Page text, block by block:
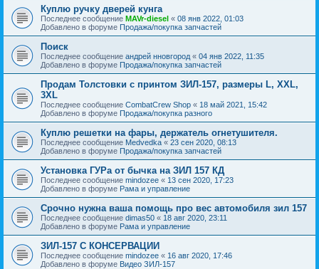
Куплю ручку дверей кунга
Последнее сообщение MAVr-diesel « 08 янв 2022, 01:03
Добавлено в форуме Продажа/покупка запчастей
Поиск
Последнее сообщение андрей нновгород « 04 янв 2022, 11:35
Добавлено в форуме Продажа/покупка запчастей
Продам Толстовки с принтом ЗИЛ-157, размеры L, XXL,
3XL
Последнее сообщение CombatCrew Shop « 18 май 2021, 15:42
Добавлено в форуме Продажа/покупка разного
Куплю решетки на фары, держатель огнетушителя.
Последнее сообщение Medvedka « 23 сен 2020, 08:13
Добавлено в форуме Продажа/покупка запчастей
Установка ГУРа от бычка на ЗИЛ 157 КД
Последнее сообщение mindozee « 13 сен 2020, 17:23
Добавлено в форуме Рама и управление
Срочно нужна ваша помощь про вес автомобиля зил 157
Последнее сообщение dimas50 « 18 авг 2020, 23:11
Добавлено в форуме Рама и управление
ЗИЛ-157 С КОНСЕРВАЦИИ
Последнее сообщение mindozee « 16 авг 2020, 17:46
Добавлено в форуме Видео ЗИЛ-157